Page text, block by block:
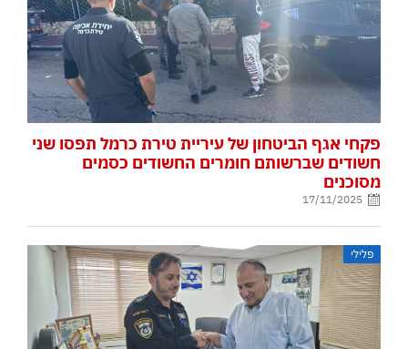
פקחי אגף הביטחון של עיריית טירת כרמל תפסו שני
חשודים שברשותם חומרים החשודים כסמים
מסוכנים
17/11/2025
פלילי